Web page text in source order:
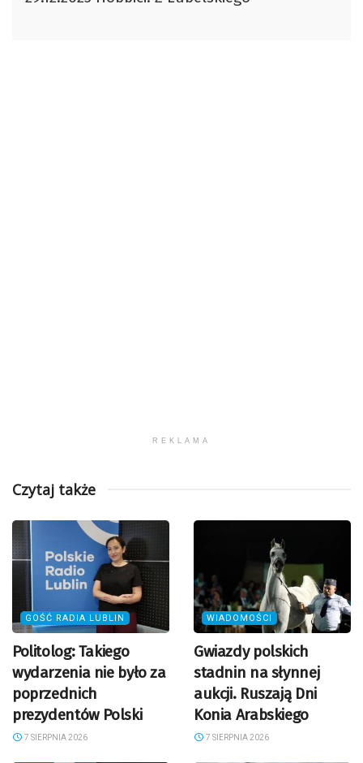
dźwiękowych
REKLAMA
Czytaj także
GOŚĆ RADIA LUBLIN
Politolog: Takiego
wydarzenia nie było za
poprzednich
prezydentów Polski
7 SIERPNIA 2026
WIADOMOŚCI
Gwiazdy polskich
stadnin na słynnej
aukcji. Ruszają Dni
Konia Arabskiego
7 SIERPNIA 2026